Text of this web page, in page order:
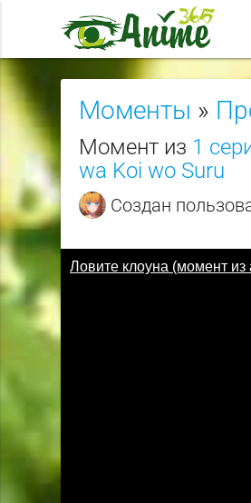
Моменты »
Момент из 1
wa Koi wo Suru
Создан